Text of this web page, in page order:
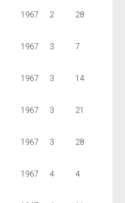
1967 2 28
1967 3 7
1967 3 14
1967 3 21
1967 3 28
1967 4 4